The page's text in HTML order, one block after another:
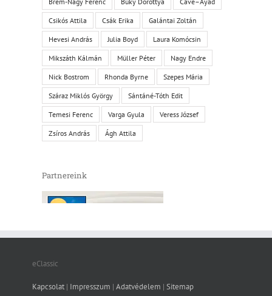
Csikós Attila Csák Erika Galántai Zoltán
Hevesi András Julia Boyd Laura Komócsin
Mikszáth Kálmán Müller Péter Nagy Endre
Nick Bostrom Rhonda Byrne Szepes Mária
Száraz Miklós György Sántáné-Tóth Edit
Temesi Ferenc Varga Gyula Veress József
Zsíros András Ágh Attila
Partnereink
eClassic
Kapcsolat| Impresszum | Adatvédelem | Sitemap